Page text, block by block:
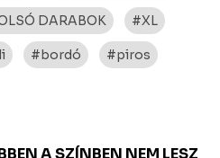
DARABOK #XL
#bordó #piros
A SZÍNBEN NEM LESZ